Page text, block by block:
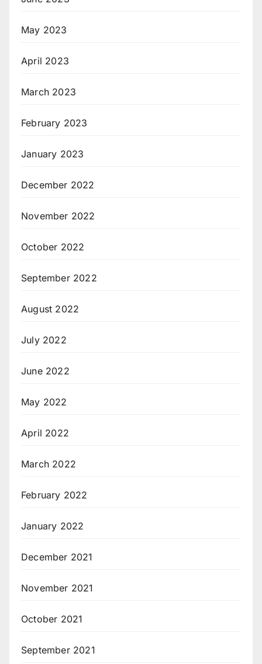
May 2023
April 2023
March 2023
February 2023
January 2023
December 2022
November 2022
October 2022
September 2022
August 2022
July 2022
June 2022
May 2022
April 2022
March 2022
February 2022
January 2022
December 2021
November 2021
October 2021
September 2021